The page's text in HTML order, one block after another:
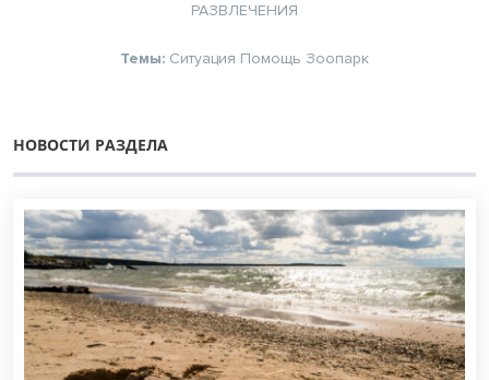
РАЗВЛЕЧЕНИЯ
Темы: Ситуация Помощь Зоопарк
НОВОСТИ РАЗДЕЛА